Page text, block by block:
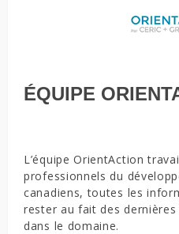
ÉQUIPE
L’équipe OrientAction
professionnels du
canadiens, toutes les
rester au fait des
dans le domaine.